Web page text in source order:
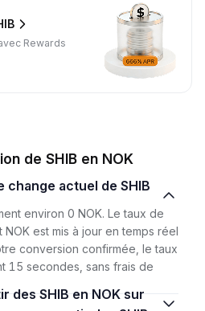
Rewards
de SHIB en NOK
environ 0 NOK. Le taux de
est mis à jour en temps réel
conversion confirmée, le taux
15 secondes, sans frais de